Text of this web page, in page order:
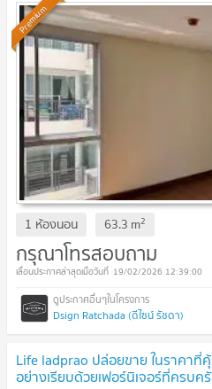
Premium
1 ห้องนอน 63.3 m2
กรุณาโทรสอบถาม
19/02/2026 12:39:00
Dsign Ratchada (ดีไซน์ รัชดา)
Life ladprao ปล่อยขาย ในราคา
อย่างเรียบด้วยเฟอร์นิเจอร์ที่ครบค